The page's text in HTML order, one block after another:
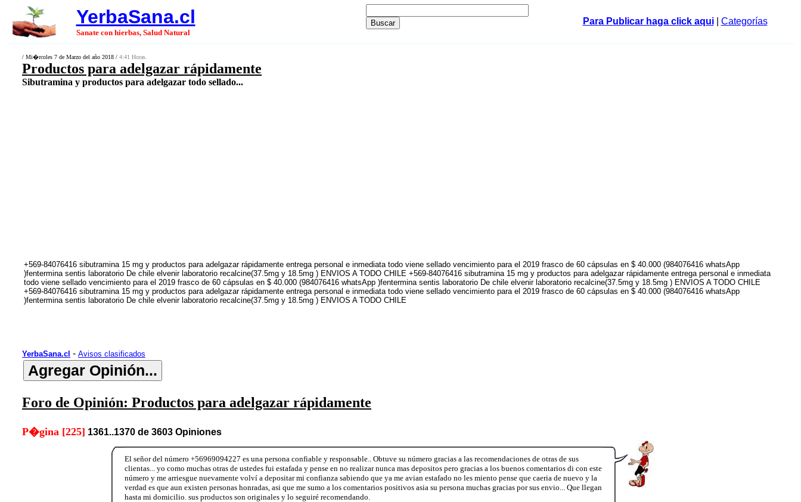
YerbaSana.cl
Sanate con hierbas, Salud Natural
Para Publicar haga click aqui| Categorías
/ Mi�rcoles 7 de Marzo del año 2018 / 4:41 Horas.
Productos para adelgazar rápidamente
Sibutramina y productos para adelgazar todo sellado...
+569-84076416 sibutramina 15 mg y productos para adelgazar rápidamente entrega personal e inmediata todo viene sellado vencimiento para el 2019 frasco de 60 cápsulas en $ 40.000 (984076416 whatsApp
)fentermina sentis laboratorio De chile elvenir laboratorio recalcine(37.5mg y 18.5mg ) ENVIOS A TODO CHILE +569-84076416 sibutramina 15 mg y productos para adelgazar rápidamente entrega personal e inmediata
todo viene sellado vencimiento para el 2019 frasco de 60 cápsulas en $ 40.000 (984076416 whatsApp )fentermina sentis laboratorio De chile elvenir laboratorio recalcine(37.5mg y 18.5mg ) ENVIOS A TODO CHILE
+569-84076416 sibutramina 15 mg y productos para adelgazar rápidamente entrega personal e inmediata todo viene sellado vencimiento para el 2019 frasco de 60 cápsulas en $ 40.000 (984076416 whatsApp
)fentermina sentis laboratorio De chile elvenir laboratorio recalcine(37.5mg y 18.5mg ) ENVIOS A TODO CHILE
YerbaSana.cl - Avisos clasificados
Foro de Opinión: Productos para adelgazar rápidamente
P�gina [225] 1361..1370 de 3603 Opiniones
El señor del número +56969094227 es una persona confiable y responsable.. Obtuve su número gracias a las recomendaciones de otras de sus
clientas... yo como muchas otras de ustedes fui estafada y pense en no realizar nunca mas depositos pero gracias a los buenos comentarios di con este
número y me arriesgue nuevamente volví a depositar mi confianza sabiendo que ya me avian estafado no les miento pense que caeria de nuevo y la
verdad es que aun existen personas honradas, asi que me sumo a los comentarios positivos asia su persona muchas gracias por sus envio... Que llegan
hasta mi domicilio. sus productos son originales y lo seguiré recomendando.